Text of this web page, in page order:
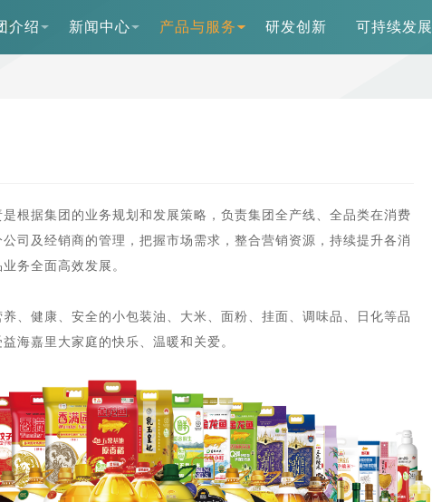
介绍 新闻中心 产品与服务 研发创新 可持续发展
根据集团的业务规划和发展策略，负责集团全产线、全品类在消费
司及经销商的管理，把握市场需求，整合营销资源，持续提升各消
务全面高效发展。
、健康、安全的小包装油、大米、面粉、挂面、调味品、日化等品
海嘉里大家庭的快乐、温暖和关爱。